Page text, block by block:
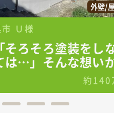
外壁/屋根
をしなく
想いから
外壁塗装